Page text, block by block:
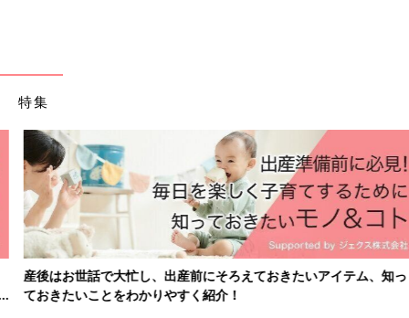
す。
「抗がん剤」とは？
抗がん剤は「増える細胞を倒す薬剤」。そのため、白血病細胞だ
けでなく、増える速度が速い正常な細胞にも影響を与え、血液を
作る力が一時的に抑制されます。でも、抗がん剤の副作用は一時
的なので、ある程度の時間が経過すれば血液を作る力は回復しま
す。その回復を待つ間、赤血球や血小板の減少に対しては輸血を
行って対応します。
白血球の減少は輸血では補えないので、基本は回復を待ちます。
特集
産後はお世話で大忙し、出産前にそろえておきたいアイテム、知っ
ておきたいことをわかりやすく紹介！